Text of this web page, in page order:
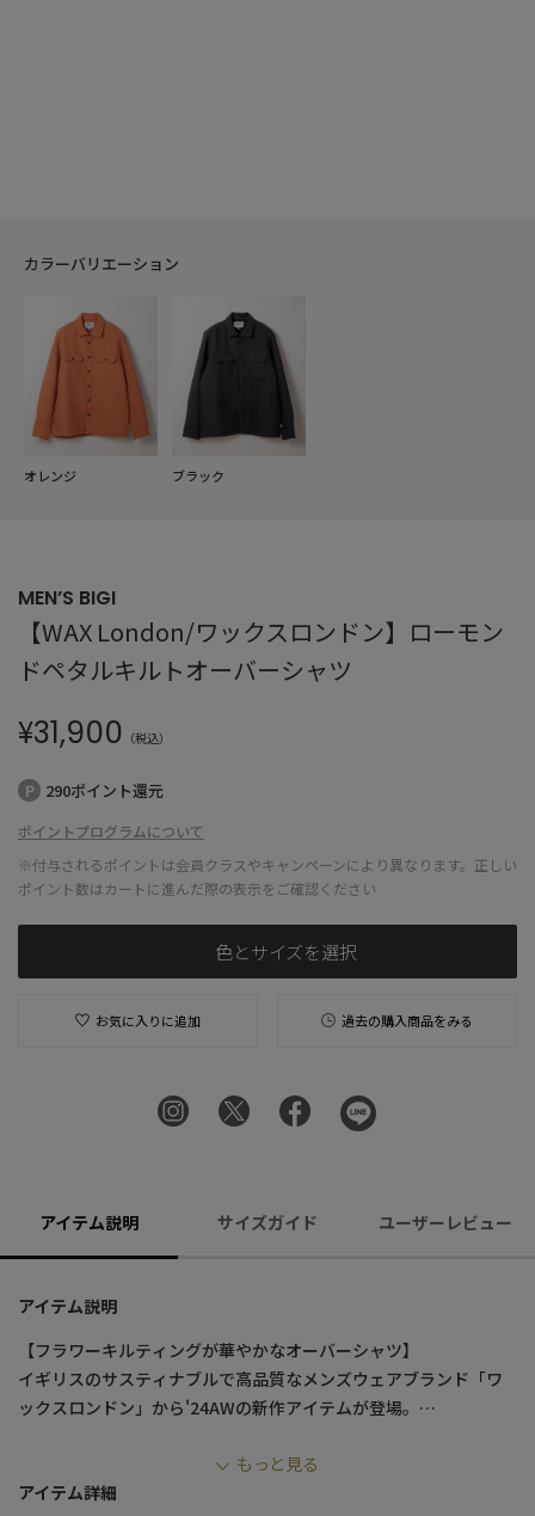
カラーバリエーション
オレンジ ブラック
MEN’S BIGI
【WAX London/ワックスロンドン】ローモン
ドペタルキルトオーバーシャツ
¥31,900 （税込）
290ポイント還元
ポイントプログラムについて
※付与されるポイントは会員クラスやキャンペーンにより異なります。正しい
ポイント数はカートに進んだ際の表示をご確認ください
色とサイズを選択
お気に入りに追加 過去の購入商品をみる
アイテム説明 サイズガイド ユーザーレビュー
アイテム説明
【フラワーキルティングが華やかなオーバーシャツ】
イギリスのサスティナブルで高品質なメンズウェアブランド「ワ
ックスロンドン」から'24AWの新作アイテムが登場。
施した中綿素材を採用し、軽やかなアウター感覚で着用できる一
着に仕上げたオーバーシャツです。
もっと見る
アイテム詳細